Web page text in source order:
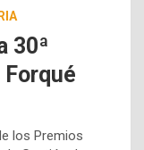
30ª
los Premios